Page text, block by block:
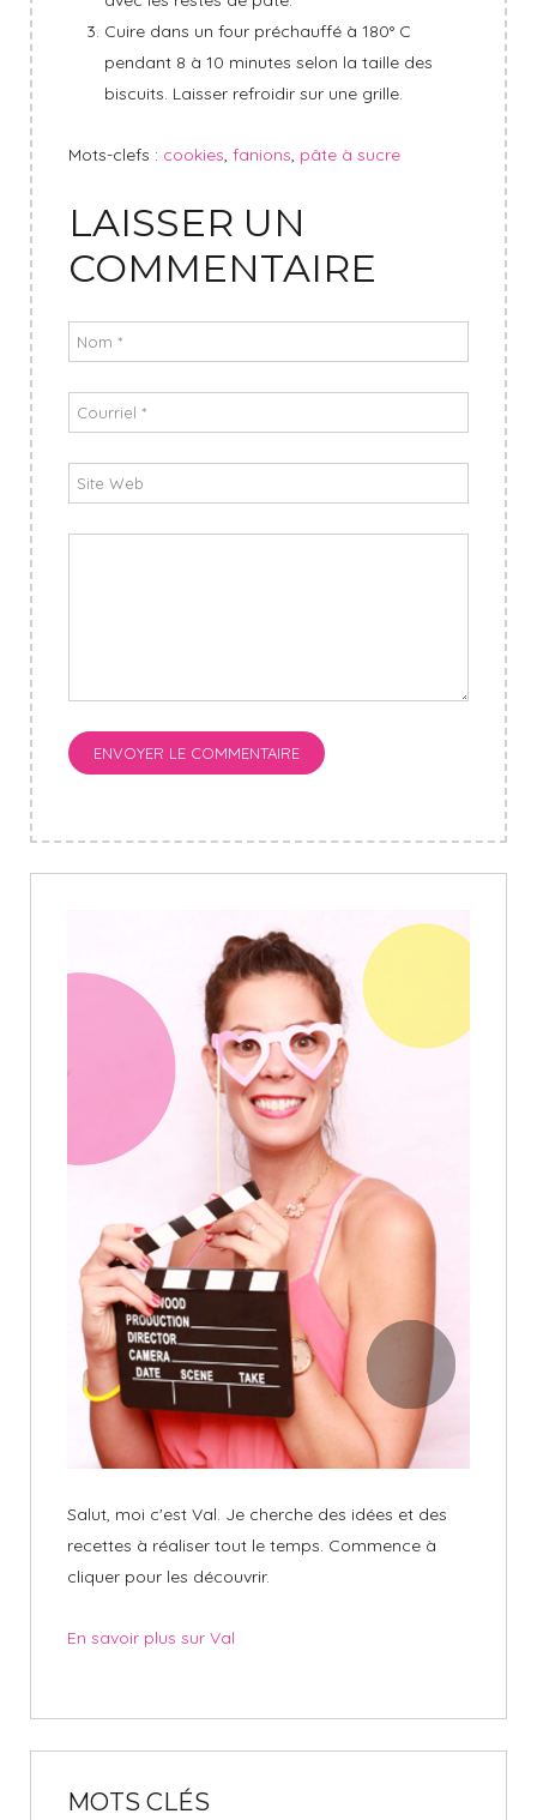
Cuire dans un four préchauffé à 180° C
pendant 8 à 10 minutes selon la taille des
biscuits. Laisser refroidir sur une grille.
Mots-clefs : cookies, fanions, pâte à sucre
LAISSER UN
COMMENTAIRE
ENVOYER LE COMMENTAIRE
Salut, moi c'est Val. Je cherche des idées et des
recettes à réaliser tout le temps. Commence à
cliquer pour les découvrir.
En savoir plus sur Val
MOTS CLÉS